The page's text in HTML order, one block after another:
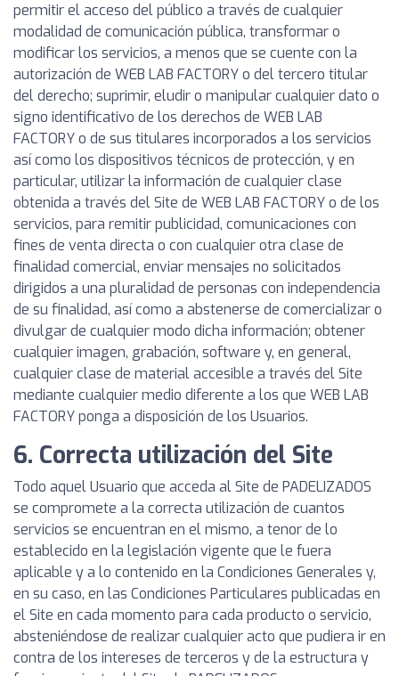
permitir el acceso del público a través de cualquier
modalidad de comunicación pública, transformar o
modificar los servicios, a menos que se cuente con la
autorización de WEB LAB FACTORY o del tercero titular
del derecho; suprimir, eludir o manipular cualquier dato o
signo identificativo de los derechos de WEB LAB
FACTORY o de sus titulares incorporados a los servicios
así como los dispositivos técnicos de protección, y en
particular, utilizar la información de cualquier clase
obtenida a través del Site de WEB LAB FACTORY o de los
servicios, para remitir publicidad, comunicaciones con
fines de venta directa o con cualquier otra clase de
finalidad comercial, enviar mensajes no solicitados
dirigidos a una pluralidad de personas con independencia
de su finalidad, así como a abstenerse de comercializar o
divulgar de cualquier modo dicha información; obtener
cualquier imagen, grabación, software y, en general,
cualquier clase de material accesible a través del Site
mediante cualquier medio diferente a los que WEB LAB
FACTORY ponga a disposición de los Usuarios.
6. Correcta utilización del Site
Todo aquel Usuario que acceda al Site de PADELIZADOS
se compromete a la correcta utilización de cuantos
servicios se encuentran en el mismo, a tenor de lo
establecido en la legislación vigente que le fuera
aplicable y a lo contenido en la Condiciones Generales y,
en su caso, en las Condiciones Particulares publicadas en
el Site en cada momento para cada producto o servicio,
absteniéndose de realizar cualquier acto que pudiera ir en
contra de los intereses de terceros y de la estructura y